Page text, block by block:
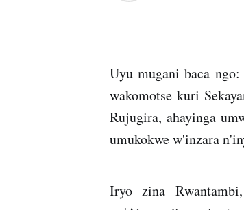
Uyu mugani baca
wakomotse kuri
Rujugira, ahayinga
umukokwe w'inzara
Iryo zina